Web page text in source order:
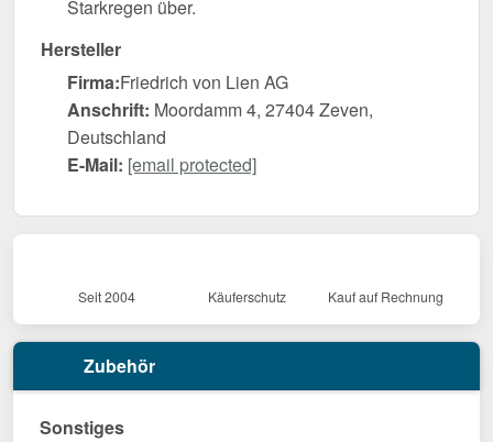
Starkregen über.
Hersteller
Firma:Friedrich von Lien AG
Anschrift: Moordamm 4, 27404 Zeven,
Deutschland
E-Mail: [email protected]
Seit 2004 Käuferschutz Kauf auf Rechnung
Zubehör
Sonstiges